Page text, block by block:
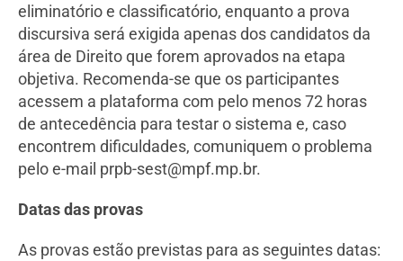
eliminatório e classificatório, enquanto a prova
discursiva será exigida apenas dos candidatos da
área de Direito que forem aprovados na etapa
objetiva. Recomenda-se que os participantes
acessem a plataforma com pelo menos 72 horas
de antecedência para testar o sistema e, caso
encontrem dificuldades, comuniquem o problema
pelo e-mail prpb-sest@mpf.mp.br.
Datas das provas
As provas estão previstas para as seguintes datas: